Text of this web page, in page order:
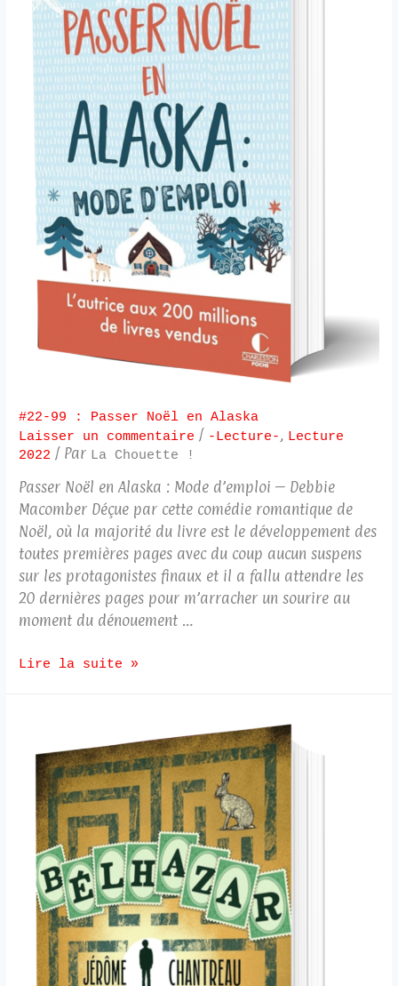
#22-99 : Passer Noël en Alaska
Laisser un commentaire / -Lecture-, Lecture
2022 / Par La Chouette !
Passer Noël en Alaska : Mode d’emploi – Debbie
Macomber Déçue par cette comédie romantique de
Noël, où la majorité du livre est le développement des
toutes premières pages avec du coup aucun suspens
sur les protagonistes finaux et il a fallu attendre les
20 dernières pages pour m’arracher un sourire au
moment du dénouement …
Lire la suite »